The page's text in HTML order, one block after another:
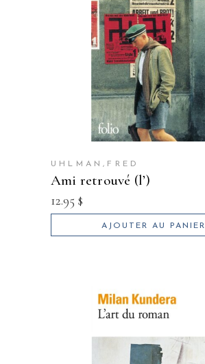
UHLMAN,FRED
ami retrouvé (l’)
12.95 $
AJOUTER AU PANIER